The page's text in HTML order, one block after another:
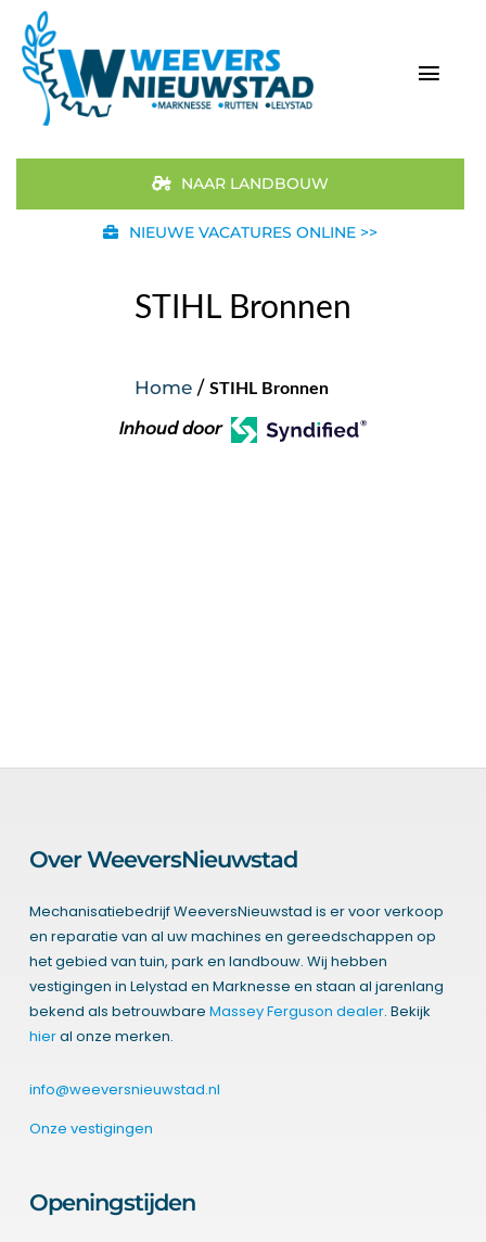
naar
inhoud
Aanbod
Occasions
NAAR LANDBOUW
NIEUWE VACATURES ONLINE >>
STIHL Bronnen
Home / STIHL Bronnen
Inhoud door
Over WeeversNieuwstad
Mechanisatiebedrijf WeeversNieuwstad is er voor verkoop
en reparatie van al uw machines en gereedschappen op
het gebied van tuin, park en landbouw. Wij hebben
vestigingen in Lelystad en Marknesse en staan al jarenlang
bekend als betrouwbare Massey Ferguson dealer. Bekijk
hieral onze merken.
info@weeversnieuwstad.nl
Onze vestigingen
Openingstijden